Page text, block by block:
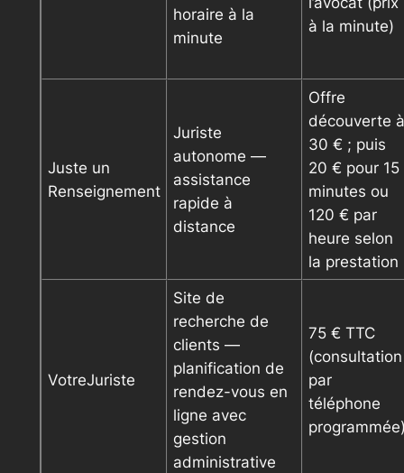
horaire à la
minute
à la minute)
Juste un
Renseignement
Juriste
autonome —
assistance
rapide à
distance
Offre
découverte à
30 € ; puis
20 € pour 15
minutes ou
120 € par
heure selon
la prestation
VotreJuriste
Site de
recherche de
clients —
planification de
rendez-vous en
ligne avec
gestion
administrative
75 € TTC
(consultation
par
téléphone